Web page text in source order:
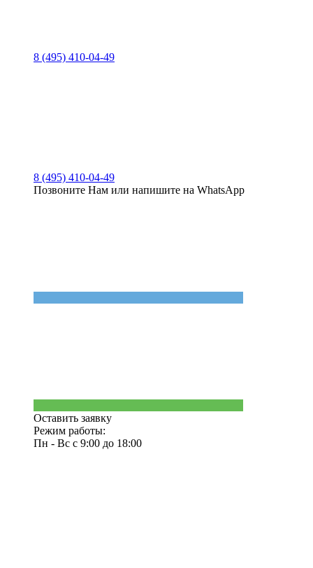
8 (495) 410-04-49
8 (495) 410-04-49
Позвоните Нам или напишите на WhatsApp
Оставить заявку
Режим работы:
Пн - Вс с 9:00 до 18:00